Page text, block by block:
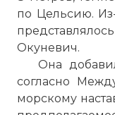
по Цельсию.
Окуневич.
Она
согласно
морскому